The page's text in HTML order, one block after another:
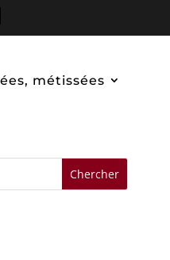
métissées